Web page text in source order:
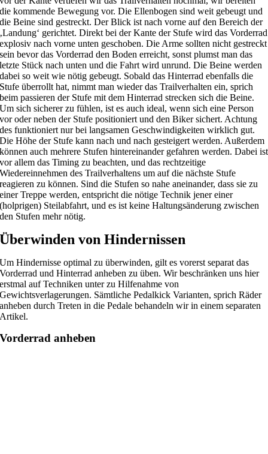
die kommende Bewegung vor. Die Ellenbogen sind weit gebeugt und
die Beine sind gestreckt. Der Blick ist nach vorne auf den Bereich der
‚Landung‘ gerichtet. Direkt bei der Kante der Stufe wird das Vorderrad
explosiv nach vorne unten geschoben. Die Arme sollten nicht gestreckt
sein bevor das Vorderrad den Boden erreicht, sonst plumst man das
letzte Stück nach unten und die Fahrt wird unrund. Die Beine werden
dabei so weit wie nötig gebeugt. Sobald das Hinterrad ebenfalls die
Stufe überrollt hat, nimmt man wieder dasTrailverhalten ein, sprich
beim passieren der Stufe mit dem Hinterrad strecken sich die Beine.
Um sich sicherer zu fühlen, ist es auch ideal, wenn sich eine Person
vor oder neben der Stufe positioniert und den Biker sichert. Achtung
des funktioniert nur bei langsamen Geschwindigkeiten wirklich gut.
Die Höhe der Stufe kann nach und nach gesteigert werden. Außerdem
können auch mehrere Stufenhintereinander gefahren werden. Dabei ist
vor allem das Timing zu beachten, und das rechtzeitige
Wiedereinnehmen des Trailverhaltens um auf die nächste Stufe
reagieren zu können. Sind die Stufen so nahe aneinander, dass sie zu
einer Treppe werden, entspricht die nötige Technik jener einer
(holprigen) Steilabfahrt, und es ist keine Haltungsänderung zwischen
den Stufen mehr nötig.
Überwinden von Hindernissen
Um Hindernisse optimal zu überwinden, gilt es vorerst separat das
Vorderrad und Hinterrad anheben zu üben. Wir beschränken uns hier
erstmal auf Techniken unter zu Hilfenahme von
Gewichtsverlagerungen. Sämtliche Pedalkick Varianten, sprich Räder
anhebendurch Treten indie Pedale behandeln wir in einem separaten
Artikel.
Vorderrad anheben